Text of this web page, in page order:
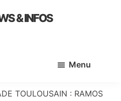
& INFOS
Menu
TOULOUSAIN : RAMOS